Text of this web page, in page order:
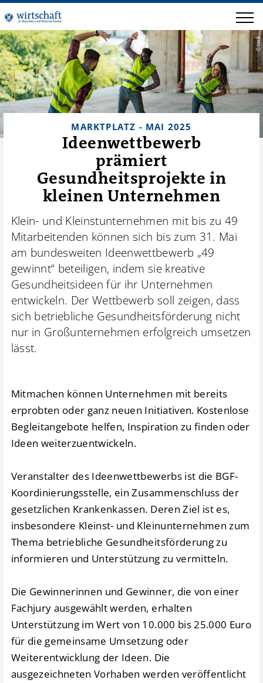
iStock
MARKTPLATZ - MAI 2025
Ideenwettbewerb
prämiert
Gesundheitsprojekte in
kleinen Unternehmen
Klein- und Kleinstunternehmen mit bis zu 49
Mitarbeitenden können sich bis zum 31. Mai
am bundesweiten Ideenwettbewerb „49
gewinnt“ beteiligen, indem sie kreative
Gesundheitsideen für ihr Unternehmen
entwickeln. Der Wettbewerb soll zeigen, dass
sich betriebliche Gesundheitsförderung nicht
nur in Großunternehmen erfolgreich umsetzen
lässt.
Mitmachen können Unternehmen mit bereits
erprobten oder ganz neuen Initiativen. Kostenlose
Begleitangebote helfen, Inspiration zu finden oder
Ideen weiterzuentwickeln.
Veranstalter des Ideenwettbewerbs ist die BGF-
Koordinierungsstelle, ein Zusammenschluss der
gesetzlichen Krankenkassen. Deren Ziel ist es,
insbesondere Kleinst- und Kleinunternehmen zum
Thema betriebliche Gesundheitsförderung zu
informieren und Unterstützung zu vermitteln.
Die Gewinnerinnen und Gewinner, die von einer
Fachjury ausgewählt werden, erhalten
Unterstützung im Wert von 10.000 bis 25.000 Euro
für die gemeinsame Umsetzung oder
Weiterentwicklung der Ideen. Die
ausgezeichneten Vorhaben werden veröffentlicht